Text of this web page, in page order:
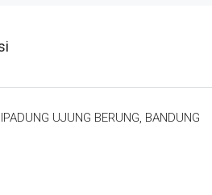
UJUNG BERUNG, BANDUNG